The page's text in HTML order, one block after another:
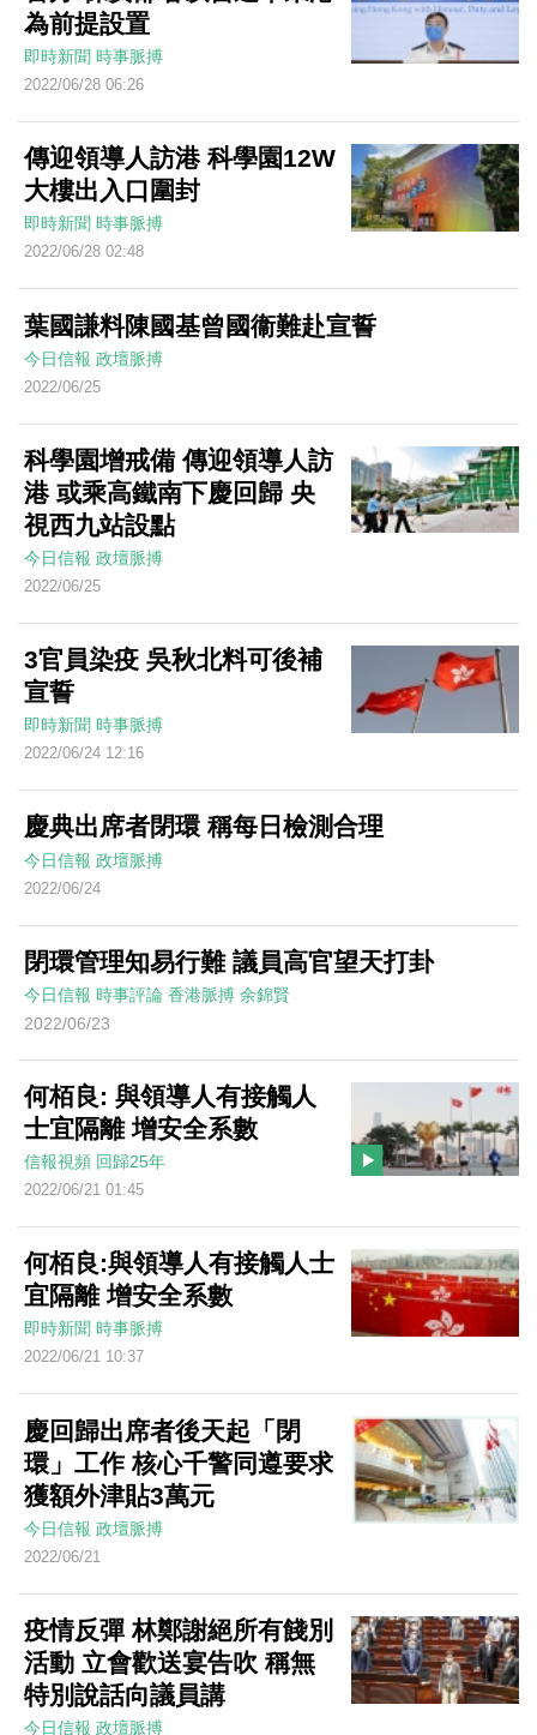
為前提設置
即時新聞 時事脈搏
2022/06/28 06:26
傳迎領導人訪港 科學園12W
大樓出入口圍封
即時新聞 時事脈搏
2022/06/28 02:48
葉國謙料陳國基曾國衞難赴宣誓
今日信報 政壇脈搏
2022/06/25
科學園增戒備 傳迎領導人訪
港 或乘高鐵南下慶回歸 央
視西九站設點
今日信報 政壇脈搏
2022/06/25
3官員染疫 吳秋北料可後補
宣誓
即時新聞 時事脈搏
2022/06/24 12:16
慶典出席者閉環 稱每日檢測合理
今日信報 政壇脈搏
2022/06/24
閉環管理知易行難 議員高官望天打卦
今日信報 時事評論 香港脈搏 余錦賢
2022/06/23
何栢良: 與領導人有接觸人
士宜隔離 增安全系數
信報視頻 回歸25年
2022/06/21 01:45
何栢良:與領導人有接觸人士
宜隔離 增安全系數
即時新聞 時事脈搏
2022/06/21 10:37
慶回歸出席者後天起「閉
環」工作 核心千警同遵要求
獲額外津貼3萬元
今日信報 政壇脈搏
2022/06/21
疫情反彈 林鄭謝絕所有餞別
活動 立會歡送宴告吹 稱無
特別說話向議員講
今日信報 政壇脈搏